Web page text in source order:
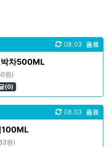
음료
08.03
차500ML
원)
(0)
음료
08.03
100ML
원)